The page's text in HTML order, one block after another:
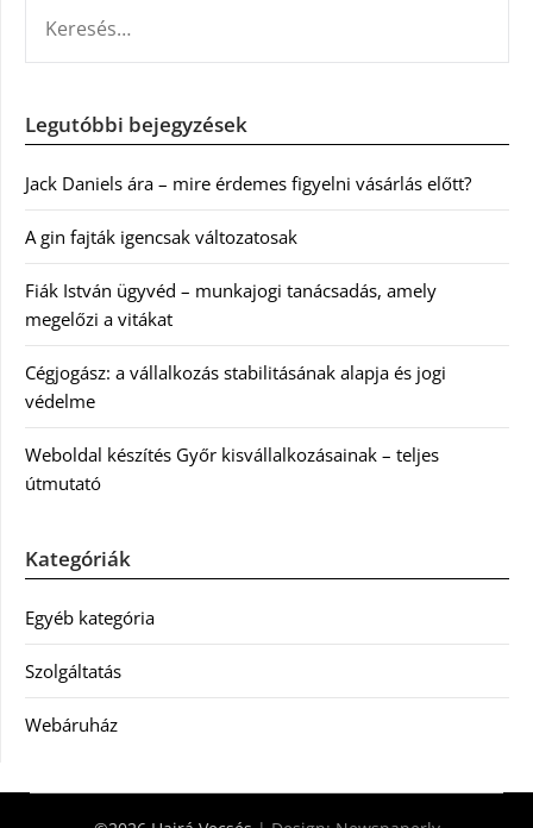
Legutóbbi bejegyzések
Jack Daniels ára – mire érdemes figyelni vásárlás előtt?
A gin fajták igencsak változatosak
Fiák István ügyvéd – munkajogi tanácsadás, amely
megelőzi a vitákat
Cégjogász: a vállalkozás stabilitásának alapja és jogi
védelme
Weboldal készítés Győr kisvállalkozásainak – teljes
útmutató
Kategóriák
Egyéb kategória
Szolgáltatás
Webáruház